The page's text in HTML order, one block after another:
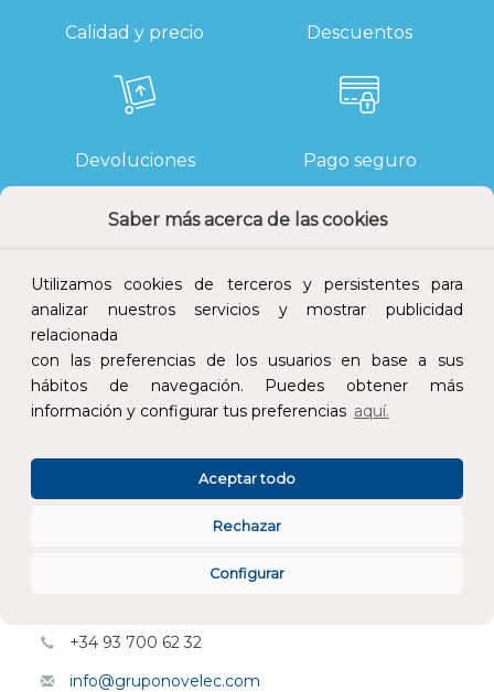
Saber más acerca de las cookies
Utilizamos cookies de terceros y persistentes para
analizar nuestros servicios y mostrar publicidad
relacionada
con las preferencias de los usuarios en base a sus
hábitos de navegación. Puedes obtener más
información y configurar tus preferencias aquí.
Configurar
Rechazar
Aceptar todo
Calidad y precio Descuentos
Devoluciones Pago seguro
Atención al cliente
CONÓCENOS
ATENCIÓN AL CLIENTE
+34 93 700 62 32
info@gruponovelec.com